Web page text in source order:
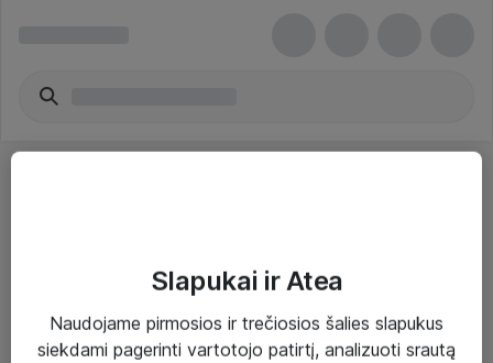
Paslaugos
Slapukai ir Atea
Naudojame pirmosios ir trečiosios šalies slapukus
siekdami pagerinti vartotojo patirtį, analizuoti srautą